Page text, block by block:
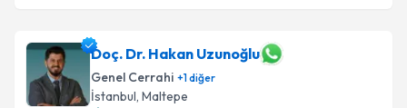
Prof. Dr. Sinan Yoliçin randevu takvimi talebi
oluşturun. Size bu uzmandan randevu almanız için bir
takvim hazırlandığında e-posta ile bilgilendireceğiz.
Doç. Dr. Hakan Uzunoğlu
Genel Cerrahi +1diğer
İstanbul, Maltepe